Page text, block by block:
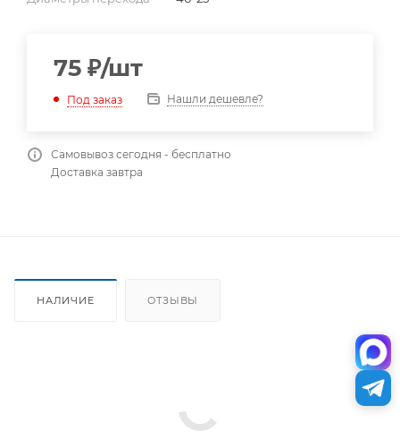
75 ₽/шт
Под заказ Нашли дешевле?
Самовывоз сегодня - бесплатно
Доставка завтра
НАЛИЧИЕ ОТЗЫВЫ